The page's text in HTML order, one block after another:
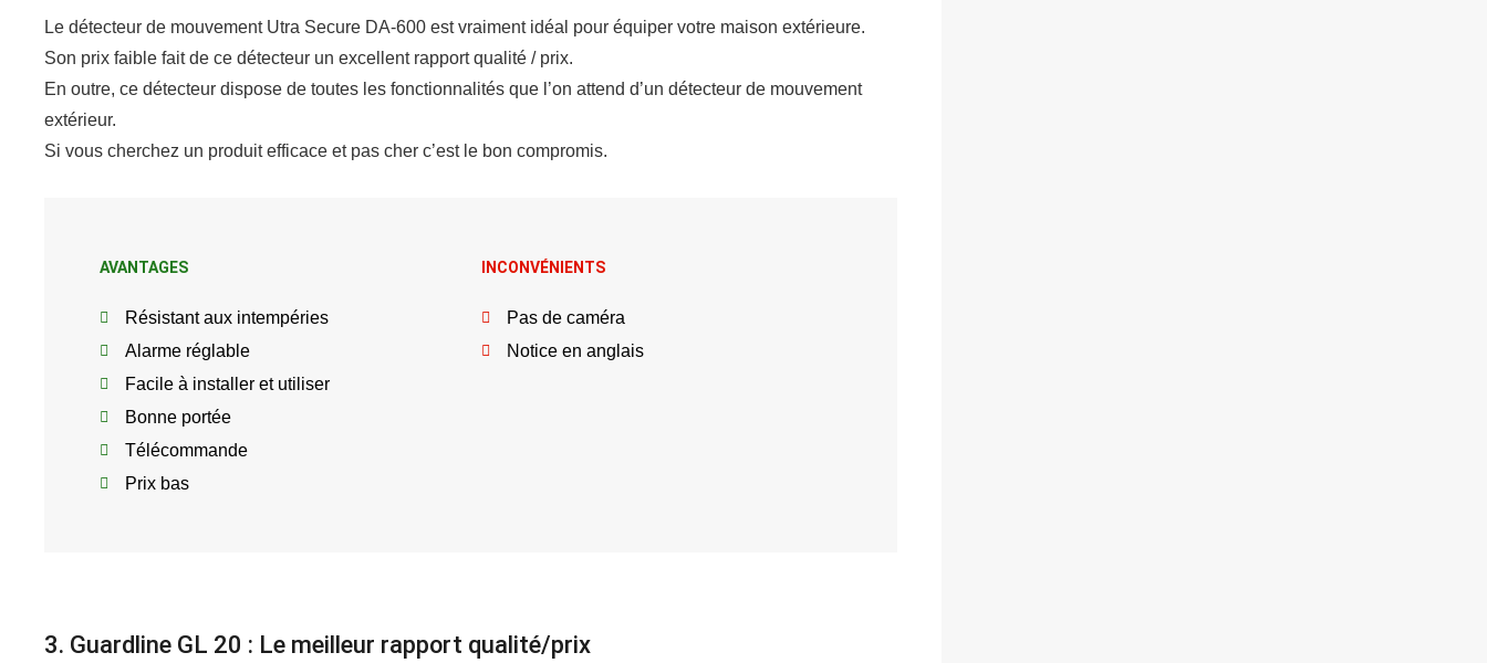
Le détecteur de mouvement Utra Secure DA-600 est vraiment idéal pour équiper votre maison extérieure.
Son prix faible fait de ce détecteur un excellent rapport qualité / prix.
En outre, ce détecteur dispose de toutes les fonctionnalités que l’on attend d’un détecteur de mouvement
extérieur.
Si vous cherchez un produit efficace et pas cher c’est le bon compromis.
AVANTAGES
Résistant aux intempéries
Alarme réglable
Facile à installer et utiliser
Bonne portée
Télécommande
Prix bas
INCONVÉNIENTS
Pas de caméra
Notice en anglais
3. Guardline GL 20 : Le meilleur rapport qualité/prix